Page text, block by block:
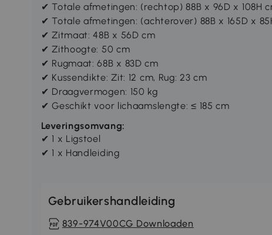
✔ Totale afmetingen: (rechtop) 88B x 96D x 108H
✔ Totale afmetingen: (achterover) 88B x 165D x
✔ Zitmaat: 48B x 56D cm
✔ Zithoogte: 50 cm
✔ Rugmaat: 68B x 83D cm
✔ Kussendikte: Zit: 12 cm, Rug: 23 cm
✔ Draagvermogen: 150 kg
✔ Geschikt voor lichaamslengte: ≤ 185 cm
Leveringsomvang:
✔ 1 x Ligstoel
✔ 1 x Handleiding
Gebruikershandleiding
839-974V00CG Downloaden